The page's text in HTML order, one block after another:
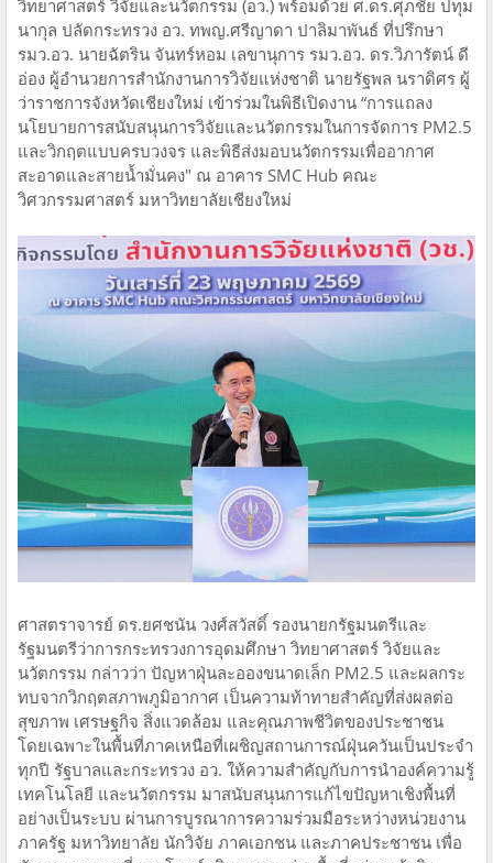
วิทยาศาสตร์ วิจัยและนวัตกรรม (อว.) พร้อมด้วย ศ.ดร.ศุภชัย ปทุม
นากุล ปลัดกระทรวง อว. ทพญ.ศรีญาดา ปาลิมาพันธ์ ที่ปรึกษา
รมว.อว. นายฉัตริน จันทร์หอม เลขานุการ รมว.อว. ดร.วิภารัตน์ ดี
อ่อง ผู้อำนวยการสำนักงานการวิจัยแห่งชาติ นายรัฐพล นราดิศร ผู้
ว่าราชการจังหวัดเชียงใหม่ เข้าร่วมในพิธีเปิดงาน “การแถลง
นโยบายการสนับสนุนการวิจัยและนวัตกรรมในการจัดการ PM2.5
และวิกฤตแบบครบวงจร และพิธีส่งมอบนวัตกรรมเพื่ออากาศ
สะอาดและสายน้ำมั่นคง" ณ อาคาร SMC Hub คณะ
วิศวกรรมศาสตร์ มหาวิทยาลัยเชียงใหม่
ศาสตราจารย์ ดร.ยศชนัน วงศ์สวัสดิ์ รองนายกรัฐมนตรีและ
รัฐมนตรีว่าการกระทรวงการอุดมศึกษา วิทยาศาสตร์ วิจัยและ
นวัตกรรม กล่าวว่า ปัญหาฝุ่นละอองขนาดเล็ก PM2.5 และผลกระ
ทบจากวิกฤตสภาพภูมิอากาศ เป็นความท้าทายสำคัญที่ส่งผลต่อ
สุขภาพ เศรษฐกิจ สิ่งแวดล้อม และคุณภาพชีวิตของประชาชน
โดยเฉพาะในพื้นที่ภาคเหนือที่เผชิญสถานการณ์ฝุ่นควันเป็นประจำ
ทุกปี รัฐบาลและกระทรวง อว. ให้ความสำคัญกับการนำองค์ความรู้
เทคโนโลยี และนวัตกรรม มาสนับสนุนการแก้ไขปัญหาเชิงพื้นที่
อย่างเป็นระบบ ผ่านการบูรณาการความร่วมมือระหว่างหน่วยงาน
ภาครัฐ มหาวิทยาลัย นักวิจัย ภาคเอกชน และภาคประชาชน เพื่อ